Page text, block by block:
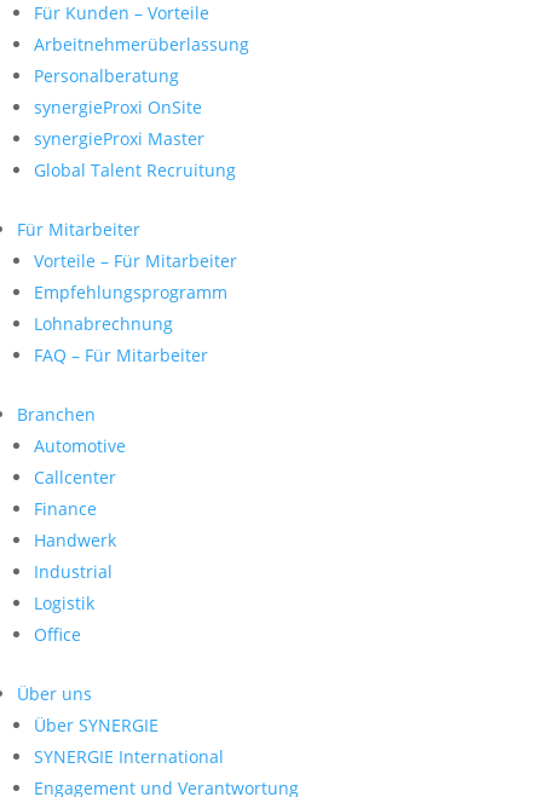
Für Kunden – Vorteile
Arbeitnehmerüberlassung
Personalberatung
synergieProxi OnSite
synergieProxi Master
Global Talent Recruitung
Für Mitarbeiter
Vorteile – Für Mitarbeiter
Empfehlungsprogramm
Lohnabrechnung
FAQ – Für Mitarbeiter
Branchen
Automotive
Callcenter
Finance
Handwerk
Industrial
Logistik
Office
Über uns
Über SYNERGIE
SYNERGIE International
Engage­ment und Verantwor­tung